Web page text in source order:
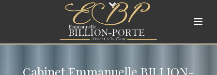
Cabinet Emmanuelle BILLION-